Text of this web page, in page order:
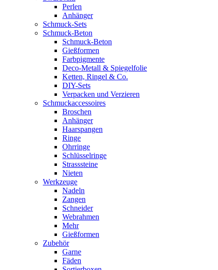
Perlen
Anhänger
Schmuck-Sets
Schmuck-Beton
Schmuck-Beton
Gießformen
Farbpigmente
Deco-Metall & Spiegelfolie
Ketten, Ringel & Co.
DIY-Sets
Verpacken und Verzieren
Schmuckaccessoires
Broschen
Anhänger
Haarspangen
Ringe
Ohrringe
Schlüsselringe
Strasssteine
Nieten
Werkzeuge
Nadeln
Zangen
Schneider
Webrahmen
Mehr
Gießformen
Zubehör
Garne
Fäden